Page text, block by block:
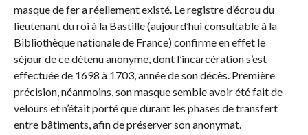
masque de fer a réellement existé. Le registre d’écrou du
lieutenant du roi à la Bastille (aujourd’hui consultable à la
Bibliothèque nationale de France) confirme en effet le
séjour de ce détenu anonyme, dont l’incarcération s’est
effectuée de 1698 à 1703, année de son décès. Première
précision, néanmoins, son masque semble avoir été fait de
velours et n’était porté que durant les phases de transfert
entre bâtiments, afin de préserver son anonymat.